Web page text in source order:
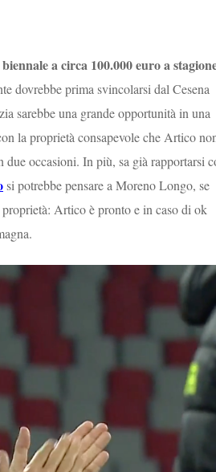
a circa 100.000 euro a
dovrebbe prima svincolarsi dal Cesena
sarebbe una grande opportunità in una
la proprietà consapevole che Artico
due occasioni. In più, sa già rapportarsi
si potrebbe pensare a Moreno Longo, se
proprietà: Artico è pronto e in caso di ok